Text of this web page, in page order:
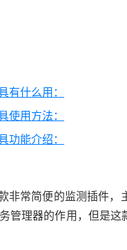
有什么用：
使用方法：
功能介绍：
非常简便的监测插件
管理器的作用，但是